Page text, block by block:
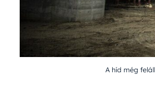
A híd még